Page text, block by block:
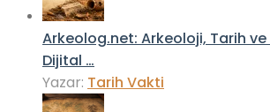
Arkeolog.net: Arkeoloji, Tarih ve
Dijital …
Yazar: Tarih Vakti